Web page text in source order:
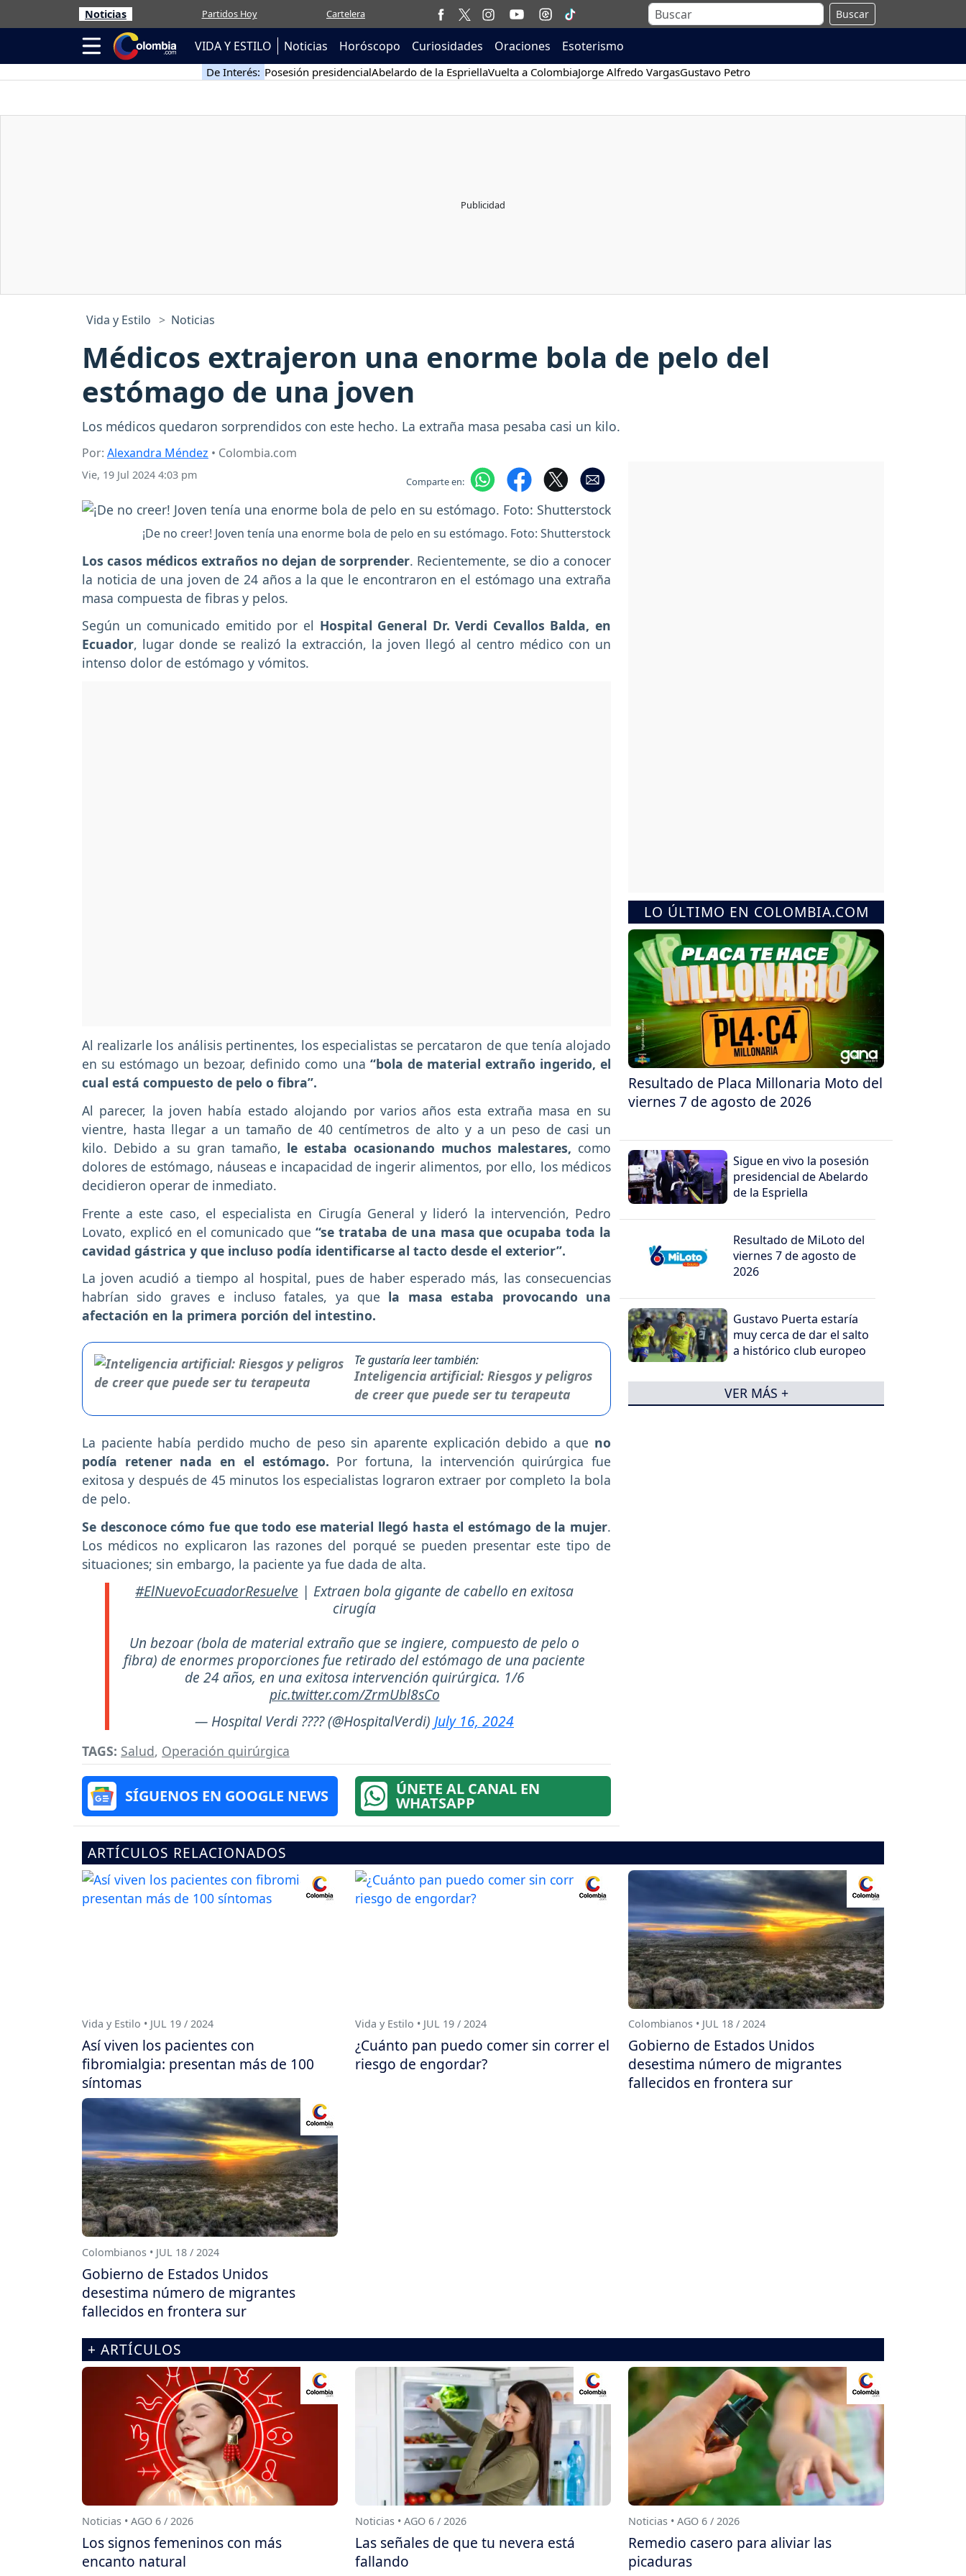
Noticias Partidos Hoy Cartelera Buscar
VIDA Y ESTILO Noticias Horóscopo Curiosidades Oraciones Esoterismo
De Interés: Posesión presidencialAbelardo de la EspriellaVuelta a ColombiaJorge Alfredo VargasGustavo Petro
Vida y Estilo Noticias
Médicos extrajeron una enorme bola de pelo del
estómago de una joven
Los médicos quedaron sorprendidos con este hecho. La extraña masa pesaba casi un kilo.
Por: Alexandra Méndez • Colombia.com
Vie, 19 Jul 2024 4:03 pm Comparte en:
¡De no creer! Joven tenía una enorme bola de pelo en su estómago. Foto: Shutterstock
Los casos médicos extraños no dejan de sorprender. Recientemente, se dio a conocer
la noticia de una joven de 24 años a la que le encontraron en el estómago una extraña
masa compuesta de fibras y pelos.
Según un comunicado emitido por el Hospital General Dr. Verdi Cevallos Balda, en
Ecuador, lugar donde se realizó la extracción, la joven llegó al centro médico con un
intenso dolor de estómago y vómitos.
Al realizarle los análisis pertinentes, los especialistas se percataron de que tenía alojado
en su estómago un bezoar, definido como una “bola de material extraño ingerido, el
cual está compuesto de pelo o fibra”.
Al parecer, la joven había estado alojando por varios años esta extraña masa en su
vientre, hasta llegar a un tamaño de 40 centímetros de alto y a un peso de casi un
kilo. Debido a su gran tamaño, le estaba ocasionando muchos malestares, como
dolores de estómago, náuseas e incapacidad de ingerir alimentos, por ello, los médicos
decidieron operar de inmediato.
Frente a este caso, el especialista en Cirugía General y lideró la intervención, Pedro
Lovato, explicó en el comunicado que“se trataba de una masa que ocupaba toda la
cavidad gástrica y que incluso podía identificarse al tacto desde el exterior”.
La joven acudió a tiempo al hospital, pues de haber esperado más, las consecuencias
habrían sido graves e incluso fatales, ya que la masa estaba provocando una
afectación en la primera porción del intestino.
Te gustaría leer también:
Inteligencia artificial: Riesgos y peligros
de creer que puede ser tu terapeuta
La paciente había perdido mucho de peso sin aparente explicación debido a que no
podía retener nada en el estómago. Por fortuna, la intervención quirúrgica fue
exitosa y después de 45 minutos los especialistas lograron extraer por completo la bola
de pelo.
Se desconoce cómo fue que todo ese material llegó hasta el estómago de la mujer.
Los médicos no explicaron las razones del porqué se pueden presentar este tipo de
situaciones; sin embargo, la paciente ya fue dada de alta.
#ElNuevoEcuadorResuelve | Extraen bola gigante de cabello en exitosa
cirugía
Un bezoar (bola de material extraño que se ingiere, compuesto de pelo o
fibra) de enormes proporciones fue retirado del estómago de una paciente
de 24 años, en una exitosa intervención quirúrgica. 1/6
pic.twitter.com/ZrmUbl8sCo
— Hospital Verdi ???? (@HospitalVerdi) July 16, 2024
TAGS: Salud, Operación quirúrgica
SÍGUENOS EN GOOGLE NEWS ÚNETE AL CANAL EN
WHATSAPP
LO ÚLTIMO EN COLOMBIA.COM
Resultado de Placa Millonaria Moto del
viernes 7 de agosto de 2026
Sigue en vivo la posesión
presidencial de Abelardo
de la Espriella
Resultado de MiLoto del
viernes 7 de agosto de
2026
Gustavo Puerta estaría
muy cerca de dar el salto
a histórico club europeo
VER MÁS +
ARTÍCULOS RELACIONADOS
Vida y Estilo • JUL 19 / 2024
Así viven los pacientes con
fibromialgia: presentan más de 100
síntomas
Vida y Estilo • JUL 19 / 2024
¿Cuánto pan puedo comer sin correr el
riesgo de engordar?
Colombianos • JUL 18 / 2024
Gobierno de Estados Unidos
desestima número de migrantes
fallecidos en frontera sur
Colombianos • JUL 18 / 2024
Gobierno de Estados Unidos
desestima número de migrantes
fallecidos en frontera sur
+ ARTÍCULOS
Noticias • AGO 6 / 2026
Los signos femeninos con más
encanto natural
Noticias • AGO 6 / 2026
Las señales de que tu nevera está
fallando
Noticias • AGO 6 / 2026
Remedio casero para aliviar las
picaduras